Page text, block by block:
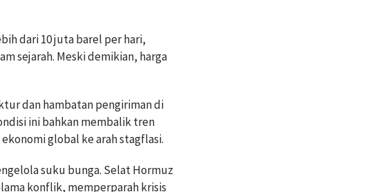
dari 10 juta barel per hari,
sejarah. Meski demikian, harga
dan hambatan pengiriman di
ini bahkan membalik tren
global ke arah stagflasi.
suku bunga. Selat Hormuz
konflik, memperparah krisis